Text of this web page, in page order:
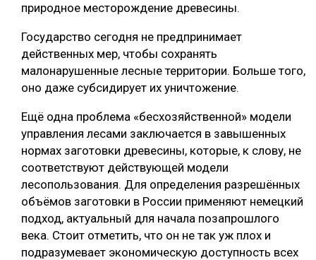
природное месторождение древесины.
Государство сегодня не предпринимает
действенных мер, чтобы сохранять
малонарушенные лесные территории. Больше того,
оно даже субсидирует их уничтожение.
Ещё одна проблема «бесхозяйственной» модели
управления лесами заключается в завышенных
нормах заготовки древесины, которые, к слову, не
соответствуют действующей модели
лесопользования. Для определения разрешённых
объёмов заготовки в России применяют немецкий
подход, актуальный для начала позапрошлого
века. Стоит отметить, что он не так уж плох и
подразумевает экономическую доступность всех